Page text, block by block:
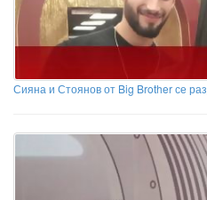
Сияна и Стоянов от Big Brother се